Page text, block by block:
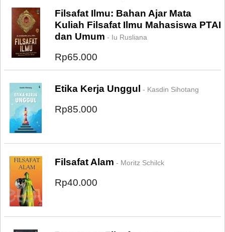
Filsafat Ilmu: Bahan Ajar Mata
Kuliah Filsafat Ilmu Mahasiswa PTAI
dan Umum - Iu Rusliana
Rp65.000
Etika Kerja Unggul - Kasdin Sihotang
Rp85.000
Filsafat Alam - Moritz Schilck
Rp40.000